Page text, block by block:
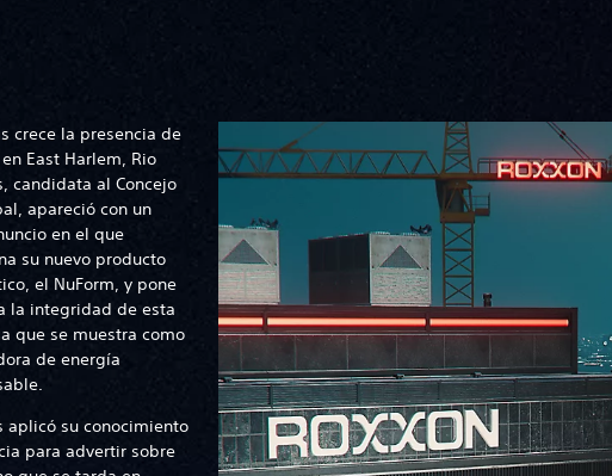
crece la presencia de
en East Harlem, Rio
candidata al Concejo
apareció con un
en el que
su nuevo producto
el NuForm, y pone
la integridad de esta
que se muestra como
de energía
aplicó su conocimiento
para advertir sobre